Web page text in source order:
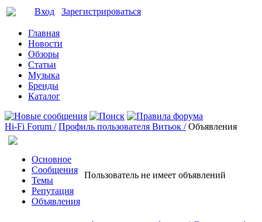
Вход Зарегистрироваться
Главная
Новости
Обзоры
Статьи
Музыка
Бренды
Каталог
Hi-Fi Forum / Профиль пользователя Витьок / Объявления
Основное
Сообщения
Темы
Репутация
Объявления
Пользователь не имеет объявлений